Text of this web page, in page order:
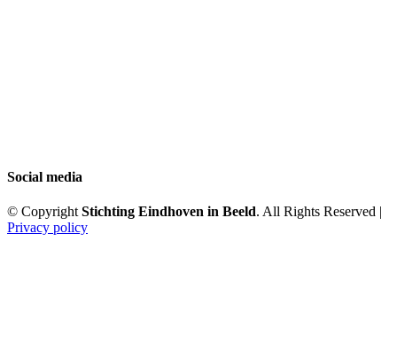
Social media
© Copyright Stichting Eindhoven in Beeld. All Rights Reserved |
Privacy policy